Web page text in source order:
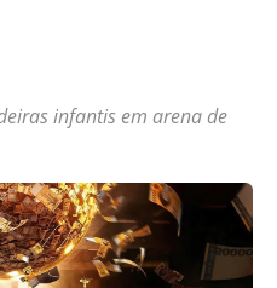
infantis em arena de